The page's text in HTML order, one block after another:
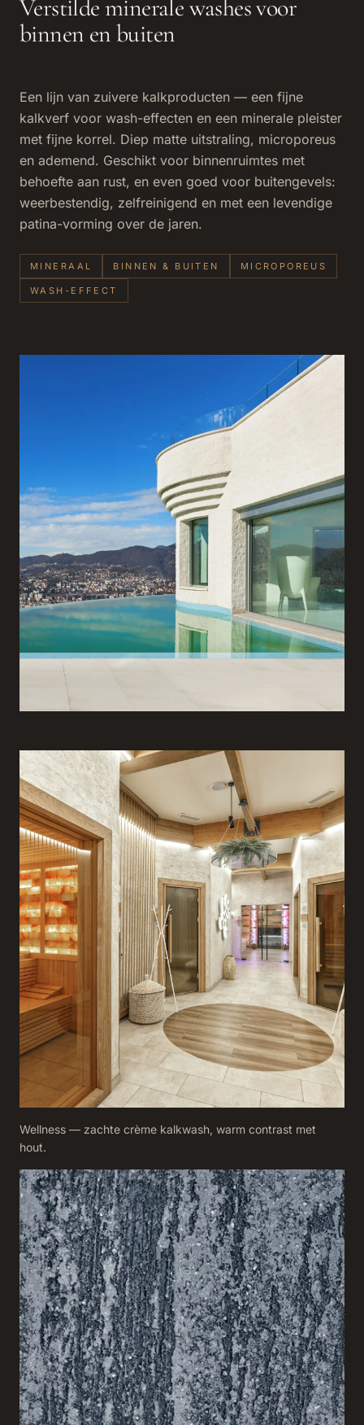
Verstilde minerale washes voor
binnen en buiten
Een lijn van zuivere kalkproducten — een fijne
kalkverf voor wash-effecten en een minerale pleister
met fijne korrel. Diep matte uitstraling, microporeus
en ademend. Geschikt voor binnenruimtes met
behoefte aan rust, en even goed voor buitengevels:
weerbestendig, zelfreinigend en met een levendige
patina-vorming over de jaren.
MINERAAL BINNEN & BUITEN MICROPOREUS
WASH-EFFECT
Wellness — zachte crème kalkwash, warm contrast met
hout.